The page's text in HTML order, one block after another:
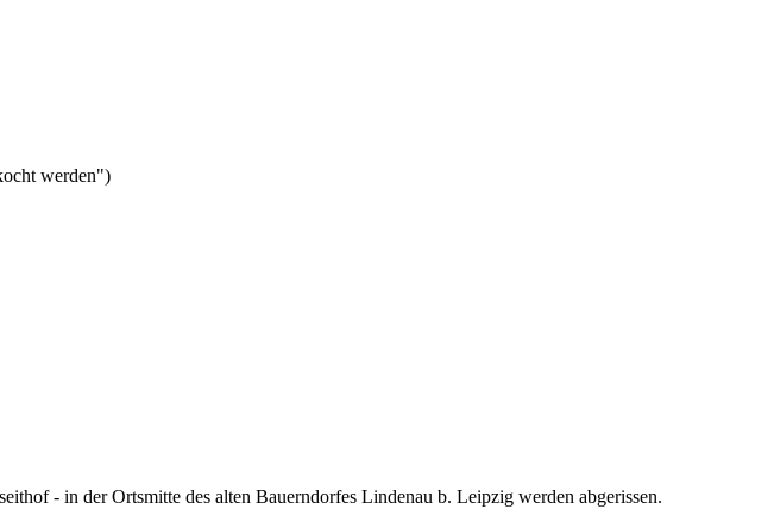
werden")
- in der Ortsmitte des alten Bauerndorfes Lindenau b. Leipzig werden abgerissen.